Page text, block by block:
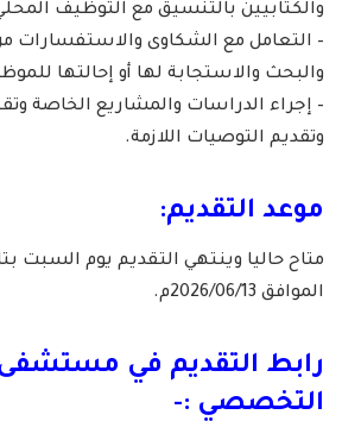
والكتابيين بالتنسيق مع التوظيف
– التعامل مع الشكاوى والاستفسارات
والبحث والاستجابة لها أو إحالتها
– إجراء الدراسات والمشاريع الخاصة
وتقديم التوصيات اللازمة.
موعد التقديم:
الموافق 2026/06/13م.
رابط التقديم في
التخصصي :-